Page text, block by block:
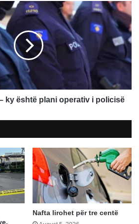
ky është plani operativ i policisë
Nafta lirohet për tre centë